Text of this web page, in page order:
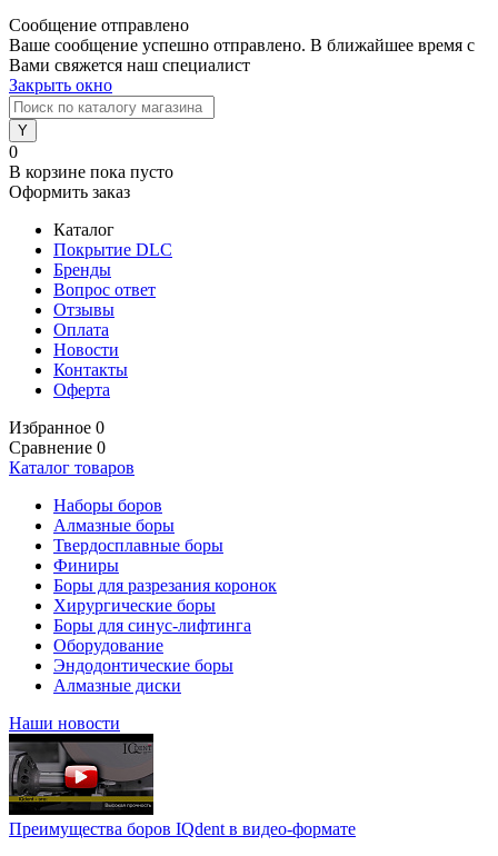
Сообщение отправлено
Ваше сообщение успешно отправлено. В ближайшее время с
Вами свяжется наш специалист
Закрыть окно
0
В корзине пока пусто
Оформить заказ
Каталог
Покрытие DLC
Бренды
Вопрос ответ
Отзывы
Оплата
Новости
Контакты
Оферта
Избранное 0
Сравнение 0
Каталог товаров
Наборы боров
Алмазные боры
Твердосплавные боры
Финиры
Боры для разрезания коронок
Хирургические боры
Боры для синус-лифтинга
Оборудование
Эндодонтические боры
Алмазные диски
Наши новости
Преимущества боров IQdent в видео-формате